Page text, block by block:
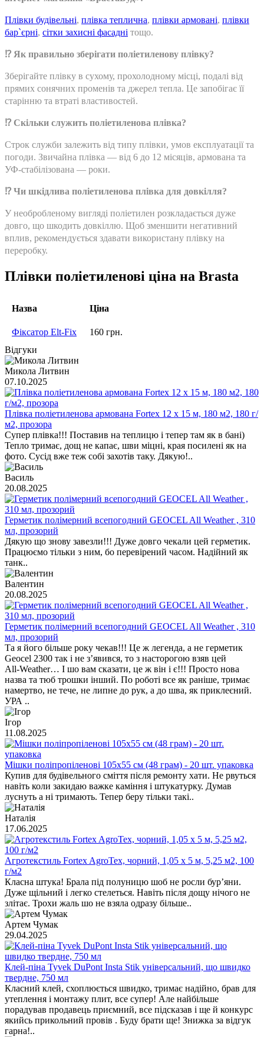
Плівки будівельні, плівка теплична, плівки армовані, плівки
бар`єрні, сітки захисні фасадні тощо.
⁉️ Як правильно зберігати поліетиленову плівку?
Зберігайте плівку в сухому, прохолодному місці, подалі від
прямих сонячних променів та джерел тепла. Це запобігає її
старінню та втраті властивостей.
⁉️ Скільки служить поліетиленова плівка?
Строк служби залежить від типу плівки, умов експлуатації та
погоди. Звичайна плівка — від 6 до 12 місяців, армована та
УФ-стабілізована — роки.
⁉️ Чи шкідлива поліетиленова плівка для довкілля?
У необробленому вигляді поліетилен розкладається дуже
довго, що шкодить довкіллю. Щоб зменшити негативний
вплив, рекомендується здавати використану плівку на
переробку.
Плівки поліетиленові ціна на Brasta
Назва Ціна
Фіксатор Elt-Fix
160 грн.
Відгуки
Микола Литвин
07.10.2025
Плівка поліетиленова армована Fortex 12 х 15 м, 180 м2, 180 г/
м2, прозора
Супер плівка!!! Поставив на теплицю і тепер там як в бані)
Тепло тримає, дощ не капає, шви міцні, края посилені як на
фото. Сусід вже теж собі захотів таку. Дякую!..
Василь
20.08.2025
Герметик полімерний всепогодний GEOCEL All Weather , 310
мл, прозорий
Дякую що знову завезли!!! Дуже довго чекали цей герметик.
Працюємо тільки з ним, бо перевірений часом. Надійний як
танк..
Валентин
20.08.2025
Герметик полімерний всепогодний GEOCEL All Weather , 310
мл, прозорий
Та я його більше року чекав!!! Це ж легенда, а не герметик
Geocel 2300 так і не з’явився, то з насторогою взяв цей
All‑Weather… І шо вам сказати, це ж він і є!!! Просто нова
назва та тюб трошки інший. По роботі все як раніше, тримає
намертво, не тече, не липне до рук, а до шва, як приклеєний.
УРА ..
Ігор
11.08.2025
Мішки поліпропіленові 105х55 см (48 грам) - 20 шт. упаковка
Купив для будівельного сміття після ремонту хати. Не рвуться
навіть коли закидаю важке каміння і штукатурку. Думав
луснуть а ні тримають. Тепер беру тільки такі..
Наталія
17.06.2025
Агротекстиль Fortex AgroTex, чорний, 1,05 х 5 м, 5,25 м2, 100
г/м2
Класна штука! Брала під полуницю шоб не росли бур’яни.
Дуже щільний і легко стелеться. Навіть після дощу нічого не
злітає. Трохи жаль шо не взяла одразу більше..
Артем Чумак
29.04.2025
Клей-піна Tyvek DuPont Insta Stik універсальний, що швидко
твердне, 750 мл
Класний клей, схоплюється швидко, тримає надійно, брав для
утеплення і монтажу плит, все супер! Але найбільше
порадував продавець приємний, все підсказав і ще й конкурс
якийсь прикольний провів . Буду брати ще! Знижка за відгук
гарна!..